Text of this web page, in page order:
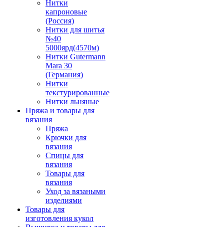
Нитки
капроновые
(Россия)
Нитки для шитья
№40
5000ярд(4570м)
Нитки Gutermann
Mara 30
(Германия)
Нитки
текстурированные
Нитки льняные
Пряжа и товары для
вязания
Пряжа
Крючки для
вязания
Спицы для
вязания
Товары для
вязания
Уход за вязаными
изделиями
Товары для
изготовления кукол